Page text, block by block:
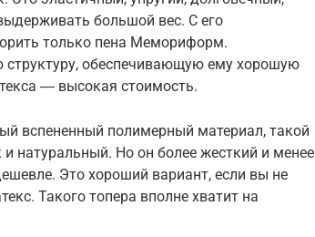
большой вес. С его
только пена Мемориформ.
структуру, обеспечивающую ему хорошую
― высокая стоимость.
вспененный полимерный материал, такой
натуральный. Но он более жесткий и менее
Это хороший вариант, если вы не
Такого топера вполне хватит на